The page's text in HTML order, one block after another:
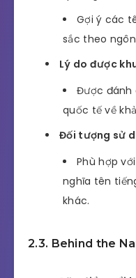
Gợi ý các
sắc theo
Lý do được
Được đánh
quốc tế về
Đối tượng sử
Phù hợp
nghĩa tên
khác.
2.3. Behind the